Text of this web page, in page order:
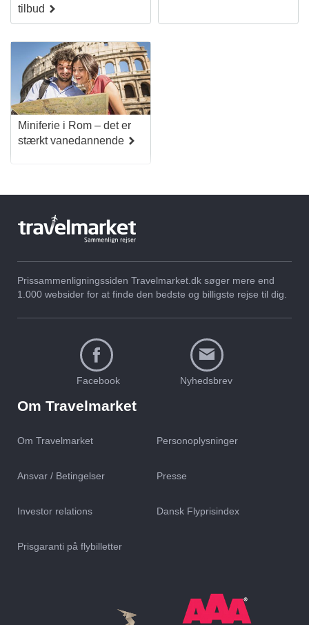
tilbud
Miniferie i Rom – det er
stærkt vanedannende
Prissammenligningssiden Travelmarket.dk søger mere end
1.000 websider for at finde den bedste og billigste rejse til dig.
Facebook Nyhedsbrev
Om Travelmarket
Om Travelmarket Personoplysninger
Ansvar / Betingelser Presse
Investor relations Dansk Flyprisindex
Prisgaranti på flybilletter